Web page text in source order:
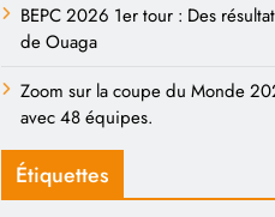
BEPC 2026 1er tour : Des
de Ouaga
Zoom sur la coupe du Monde
avec 48 équipes.
Étiquettes